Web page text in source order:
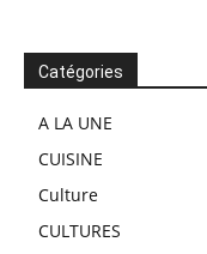
Catégories
A LA UNE
CUISINE
Culture
CULTURES